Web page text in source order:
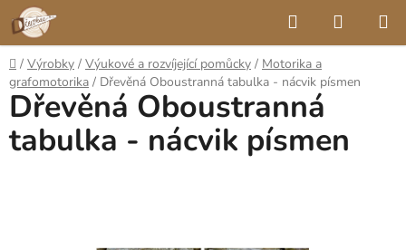
Přejít
na
obsah
Hledat
KOŠÍK
Domů
/ Výrobky / Výukové a rozvíjející pomůcky / Motorika a
grafomotorika / Dřevěná Oboustranná tabulka - nácvik písmen
Dřevěná Oboustranná
tabulka - nácvik písmen